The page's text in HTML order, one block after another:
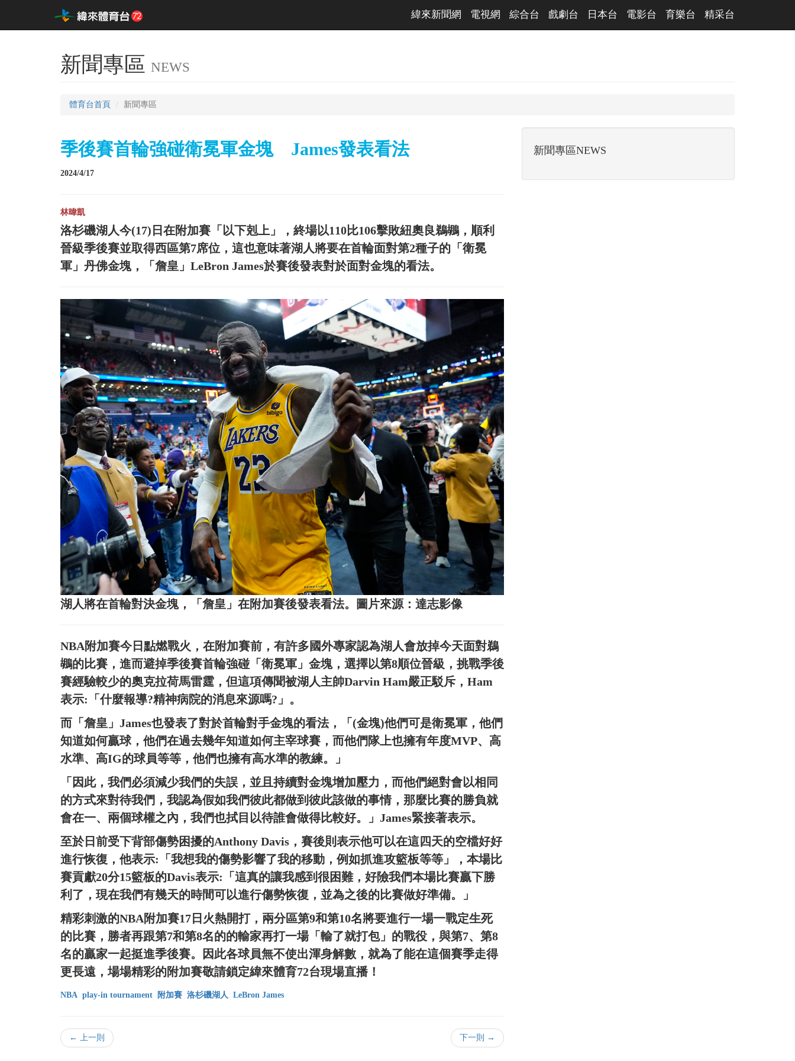
緯來新聞網 電視網 綜合台 戲劇台 日本台 電影台 育樂台 精采台
新聞專區 NEWS
體育台首頁 新聞專區
季後賽首輪強碰衛冕軍金塊 James發表看法
2024/4/17
林暐凱
洛杉磯湖人今(17)日在附加賽「以下剋上」，終場以110比106擊敗紐奧良鵜鶘，順利
晉級季後賽並取得西區第7席位，這也意味著湖人將要在首輪面對第2種子的「衛冕
軍」丹佛金塊，「詹皇」LeBron James於賽後發表對於面對金塊的看法。
湖人將在首輪對決金塊，「詹皇」在附加賽後發表看法。圖片來源：達志影像
NBA附加賽今日點燃戰火，在附加賽前，有許多國外專家認為湖人會放掉今天面對鵜
鶘的比賽，進而避掉季後賽首輪強碰「衛冕軍」金塊，選擇以第8順位晉級，挑戰季後
賽經驗較少的奧克拉荷馬雷霆，但這項傳聞被湖人主帥Darvin Ham嚴正駁斥，Ham
表示:「什麼報導?精神病院的消息來源嗎?」。
而「詹皇」James也發表了對於首輪對手金塊的看法，「(金塊)他們可是衛冕軍，他們
知道如何贏球，他們在過去幾年知道如何主宰球賽，而他們隊上也擁有年度MVP、高
水準、高IG的球員等等，他們也擁有高水準的教練。」
「因此，我們必須減少我們的失誤，並且持續對金塊增加壓力，而他們絕對會以相同
的方式來對待我們，我認為假如我們彼此都做到彼此該做的事情，那麼比賽的勝負就
會在一、兩個球權之內，我們也拭目以待誰會做得比較好。」James緊接著表示。
至於日前受下背部傷勢困擾的Anthony Davis，賽後則表示他可以在這四天的空檔好好
進行恢復，他表示:「我想我的傷勢影響了我的移動，例如抓進攻籃板等等」，本場比
賽貢獻20分15籃板的Davis表示:「這真的讓我感到很困難，好險我們本場比賽贏下勝
利了，現在我們有幾天的時間可以進行傷勢恢復，並為之後的比賽做好準備。」
精彩刺激的NBA附加賽17日火熱開打，兩分區第9和第10名將要進行一場一戰定生死
的比賽，勝者再跟第7和第8名的的輸家再打一場「輸了就打包」的戰役，與第7、第8
名的贏家一起挺進季後賽。因此各球員無不使出渾身解數，就為了能在這個賽季走得
更長遠，場場精彩的附加賽敬請鎖定緯來體育72台現場直播！
NBA play-in tournament 附加賽 洛杉磯湖人 LeBron James
← 上一則 下一則 →
新聞專區NEWS